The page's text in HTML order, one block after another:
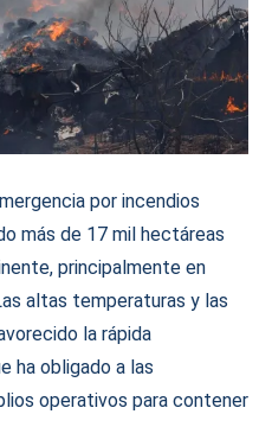
por incendios
más de 17 mil hectáreas
principalmente en
altas temperaturas y las
la rápida
ha obligado a las
operativos para contener